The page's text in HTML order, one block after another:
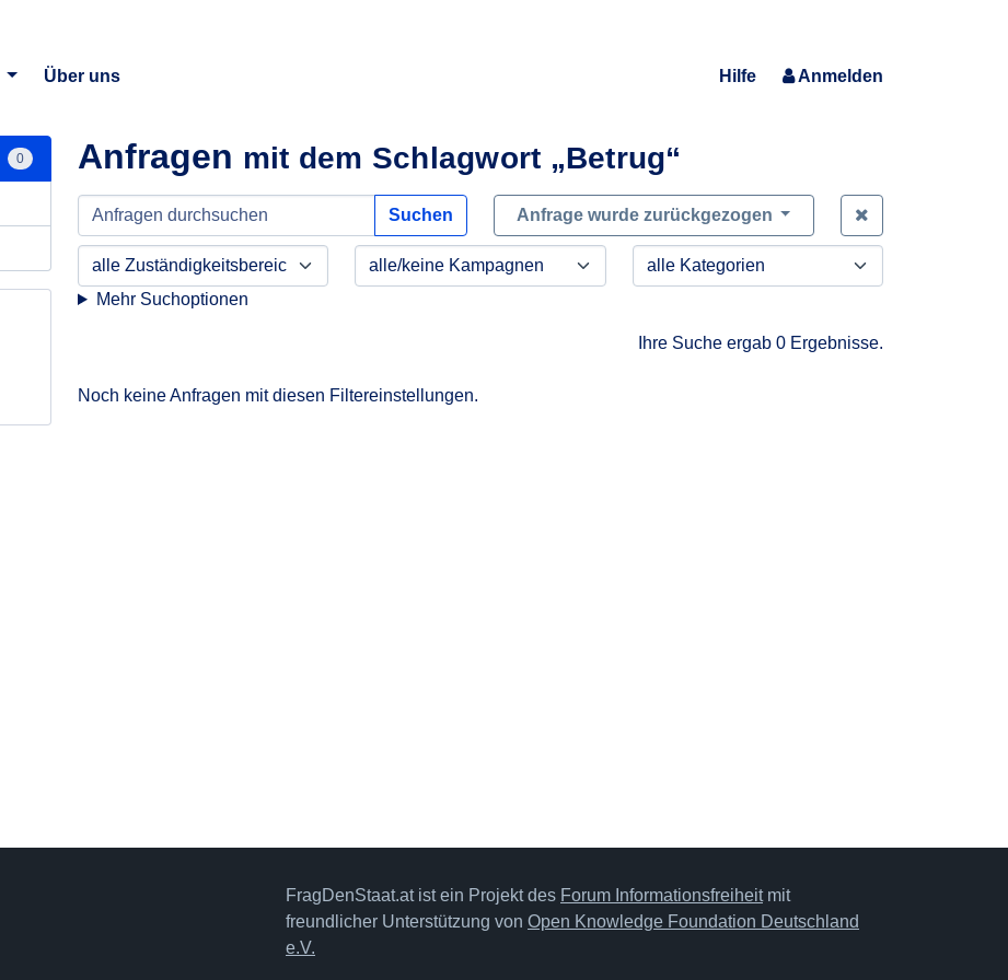
Über uns Hilfe Anmelden
Anfragen mit dem Schlagwort „Betrug“
Suchen Anfrage wurde zurückgezogen
Mehr Suchoptionen
Ihre Suche ergab 0 Ergebnisse.
Noch keine Anfragen mit diesen Filtereinstellungen.
0
FragDenStaat.at ist ein Projekt des Forum Informationsfreiheitmit
freundlicher Unterstützung von Open Knowledge Foundation Deutschland
e.V.